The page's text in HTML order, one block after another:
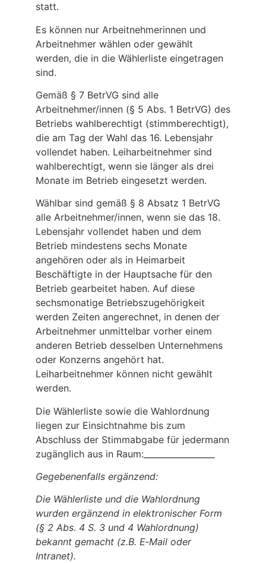
statt.
Es können nur Arbeitnehmerinnen und
Arbeitnehmer wählen oder gewählt
werden, die in die Wählerliste eingetragen
sind.
Gemäß § 7 BetrVG sind alle
Arbeitnehmer/innen (§ 5 Abs. 1 BetrVG) des
Betriebs wahlberechtigt (stimmberechtigt),
die am Tag der Wahl das 16. Lebensjahr
vollendet haben. Leiharbeitnehmer sind
wahlberechtigt, wenn sie länger als drei
Monate im Betrieb eingesetzt werden.
Wählbar sind gemäß § 8 Absatz 1 BetrVG
alle Arbeitnehmer/innen, wenn sie das 18.
Lebensjahr vollendet haben und dem
Betrieb mindestens sechs Monate
angehören oder als in Heimarbeit
Beschäftigte in der Hauptsache für den
Betrieb gearbeitet haben. Auf diese
sechsmonatige Betriebszugehörigkeit
werden Zeiten angerechnet, in denen der
Arbeitnehmer unmittelbar vorher einem
anderen Betrieb desselben Unternehmens
oder Konzerns angehört hat.
Leiharbeitnehmer können nicht gewählt
werden.
Die Wählerliste sowie die Wahlordnung
liegen zur Einsichtnahme bis zum
Abschluss der Stimmabgabe für jedermann
zugänglich aus in Raum:_________________
Gegebenenfalls ergänzend:
Die Wählerliste und die Wahlordnung
wurden ergänzend in elektronischer Form
(§ 2 Abs. 4 S. 3 und 4 Wahlordnung)
bekannt gemacht (z.B. E‑Mail oder
Intranet).